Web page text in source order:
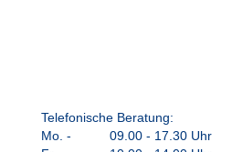
Telefonische Beratung:
Mo. -
09.00 - 17.30 Uhr